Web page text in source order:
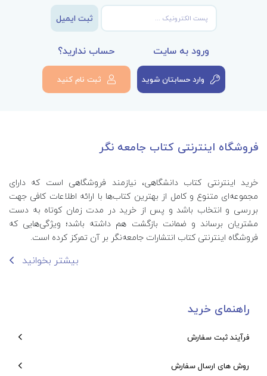
ثبت ایمیل
ورود به سایت
وارد حسابتان شوید
حساب ندارید؟
ثبت نام کنید
فروشگاه اینترنتی کتاب جامعه نگر
خرید اینترنتی کتاب‌ دانشگاهی، نیازمند فروشگاهی است که دارای
مجموعه‌ای متنوع و کامل از بهترین کتاب‌ها با ارائه اطلاعات کافی جهت
بررسی و انتخاب باشد و پس از خرید در مدت زمان کوتاه به دست
مشتریان برساند و ضمانت بازگشت هم داشته باشد؛ ویژگی‌هایی که
فروشگاه اینترنتی کتاب انتشارات جامعه‌نگر بر آن تمرکز کرده است.
بیشتر بخوانید
راهنمای خرید
فرآیند ثبت سفارش
روش های ارسال سفارش